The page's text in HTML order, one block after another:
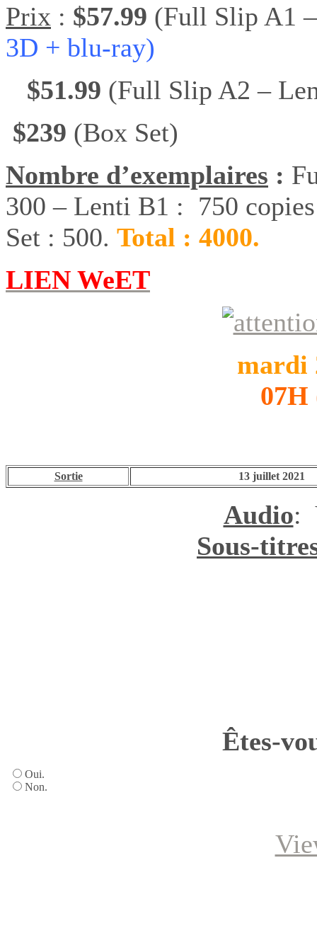
Prix : $57.99 (Full Slip A1
3D + blu-ray)
$51.99 (Full Slip A2 –
$239 (Box Set)
Nombre d’exemplaires :
300 – Lenti B1 : 750
Set : 500. Total : 4000.
LIEN WeET
mardi
07H
Sortie 13 juillet 2021
Audio:
Sous-
Êtes-
Oui.
Non.